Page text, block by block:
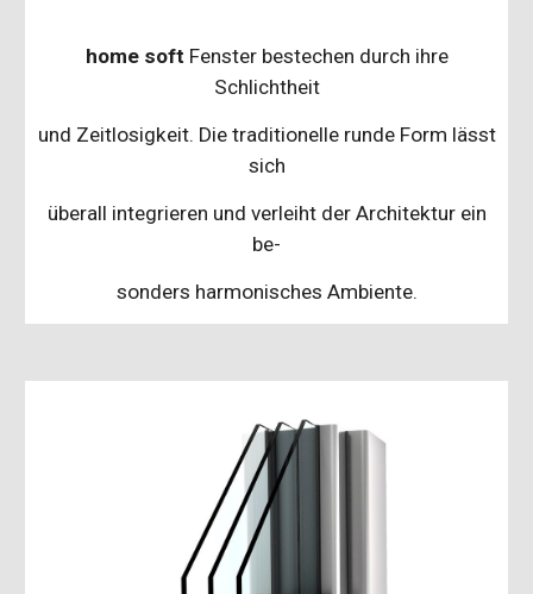
home soft Fenster bestechen durch ihre
Schlichtheit
und Zeitlosigkeit. Die traditionelle runde Form lässt
sich
überall integrieren und verleiht der Architektur ein
be-
sonders harmonisches Ambiente.